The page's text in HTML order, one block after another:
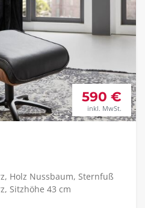
590 €
inkl. MwSt.
Holz Nussbaum, Sternfuß
Sitzhöhe 43 cm